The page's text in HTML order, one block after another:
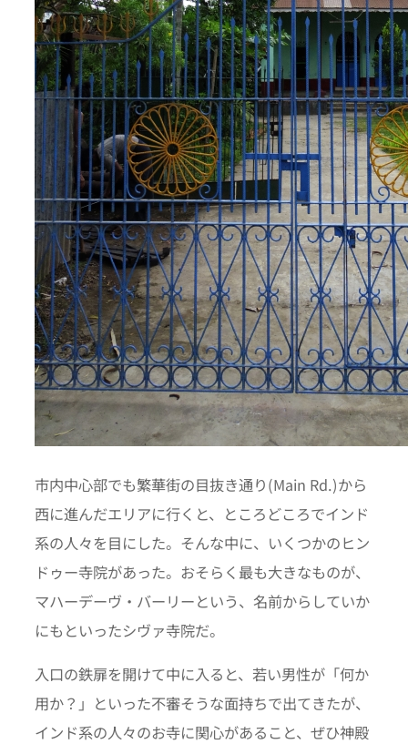
市内中心部でも繁華街の目抜き通り(Main Rd.)から
西に進んだエリアに行くと、ところどころでインド
系の人々を目にした。そんな中に、いくつかのヒン
ドゥー寺院があった。おそらく最も大きなものが、
マハーデーヴ・バーリーという、名前からしていか
にもといったシヴァ寺院だ。
入口の鉄扉を開けて中に入ると、若い男性が「何か
用か？」といった不審そうな面持ちで出てきたが、
インド系の人々のお寺に関心があること、ぜひ神殿